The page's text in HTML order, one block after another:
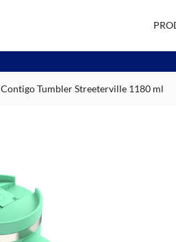
Contigo Tumbler Streeterville 1180 ml